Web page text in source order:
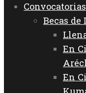
Convocatorias
Becas
En
En